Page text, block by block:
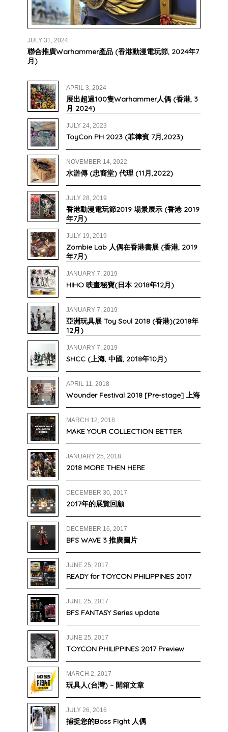
JULY 31, 2024
聯合推廣Warhammer產品 (香港動漫電玩節, 2024年7
月)
APRIL 3, 2024
展出超過100隻Warhammer人偶 (香港, 3
月 2024)
JULY 24, 2023
ToyCon PH 2023 (菲律賓 7月,2023)
NOVEMBER 14, 2022
水滸傳 (忠裔堂) 代理 (11月,2022)
JULY 28, 2019
香港動漫電玩節2019 場景展示 (香港 2019
年7月)
JULY 19, 2019
Zombie Lab 人偶在香港書展 (香港, 2019
年7月)
JANUARY 7, 2019
HIHO 映畫秘寶(日本 2018年12月)
JANUARY 7, 2019
亞洲玩具展 Toy Soul 2018 (香港)(2018年
12月)
JANUARY 7, 2019
SHCC (上海, 中國, 2018年10月)
APRIL 11, 2018
Wounder Festival 2018 [Pre-stage] 上海
MARCH 12, 2018
MAKE YOUR COLLECTION BETTER
JANUARY 25, 2018
2018 MORE THEN HERE
DECEMBER 30, 2017
2017年的展覽回顧
DECEMBER 16, 2017
BFS WAVE 3 推廣圖片
JUNE 25, 2017
READY for TOYCON PHILIPPINES 2017
JUNE 25, 2017
BFS FANTASY Series update
JUNE 25, 2017
TOYCON PHILIPPINES 2017 Preview
MARCH 2, 2017
玩具人(台灣) – 開箱文章
JULY 26, 2016
捕捉您的Boss Fight 人偶